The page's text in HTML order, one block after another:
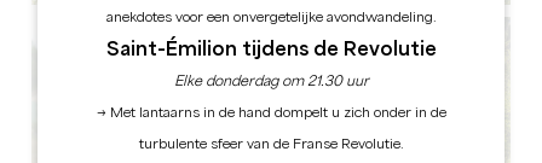
anekdotes voor een onvergetelijke avondwandeling.
Saint-Émilion tijdens de Revolutie
Elke donderdag om 21.30 uur
→ Met lantaarns in de hand dompelt u zich onder in de
turbulente sfeer van de Franse Revolutie.